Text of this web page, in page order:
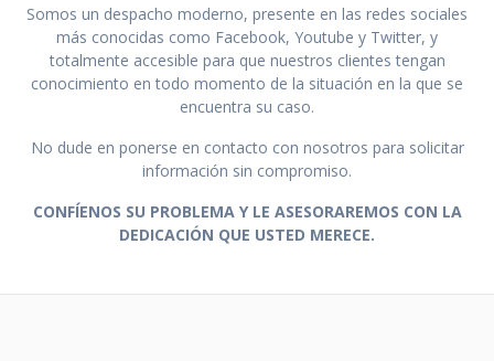
Somos un despacho moderno, presente en las redes sociales
más conocidas como Facebook, Youtube y Twitter, y
totalmente accesible para que nuestros clientes tengan
conocimiento en todo momento de la situación en la que se
encuentra su caso.
No dude en ponerse en contacto con nosotros para solicitar
información sin compromiso.
CONFÍENOS SU PROBLEMA Y LE ASESORAREMOS CON LA
DEDICACIÓN QUE USTED MERECE.